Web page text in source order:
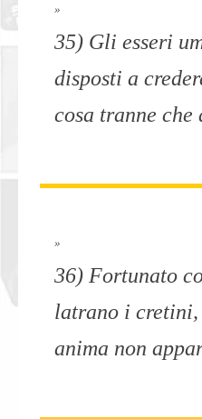
»
35) Gli esseri
disposti a
cosa tranne
»
36) Fortunato
latrano i cretini,
anima non